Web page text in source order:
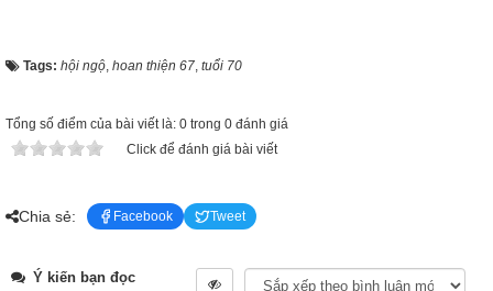
Tags: hội ngộ, hoan thiện 67, tuổi 70
Tổng số điểm của bài viết là: 0 trong 0 đánh giá
Click để đánh giá bài viết
Chia sẻ: Facebook Tweet
Ý kiến bạn đọc